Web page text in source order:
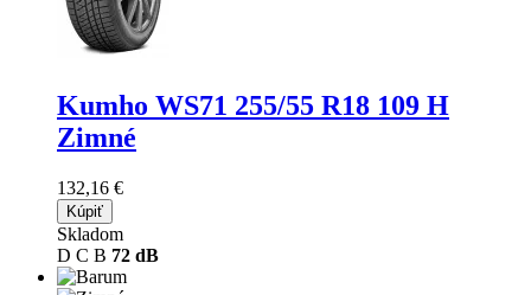
Kumho WS71 255/55 R18 109 H
Zimné
132,16 €
Kúpiť
Skladom
D C B 72 dB